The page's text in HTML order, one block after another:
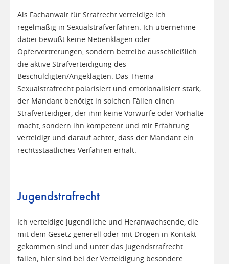
Als Fachanwalt für Strafrecht verteidige ich
regelmäßig in Sexualstrafverfahren. Ich übernehme
dabei bewußt keine Nebenklagen oder
Opfervertretungen, sondern betreibe ausschließlich
die aktive Strafverteidigung des
Beschuldigten/Angeklagten. Das Thema
Sexualstrafrecht polarisiert und emotionalisiert stark;
der Mandant benötigt in solchen Fällen einen
Strafverteidiger, der ihm keine Vorwürfe oder Vorhalte
macht, sondern ihn kompetent und mit Erfahrung
verteidigt und darauf achtet, dass der Mandant ein
rechtsstaatliches Verfahren erhält.
Jugendstrafrecht
Ich verteidige Jugendliche und Heranwachsende, die
mit dem Gesetz generell oder mit Drogen in Kontakt
gekommen sind und unter das Jugendstrafrecht
fallen; hier sind bei der Verteidigung besondere